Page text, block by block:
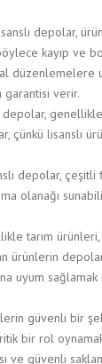
depolar,
kayıp ve
düzenlemelere
verir.
depolar,
çünkü lisanslı
depolar,
olanağı
tarım
ürünlerin
uyum
güvenli bir
bir rol
ve güvenli